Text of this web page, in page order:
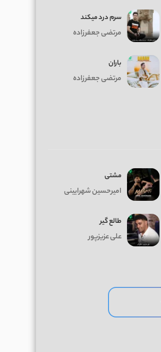
سرم درد میکند
مرتضی جعفرزاده
باران
مرتضی جعفرزاده
مشتی
امیرحسین شهرایینی
طالع گیر
علی عزیزپور